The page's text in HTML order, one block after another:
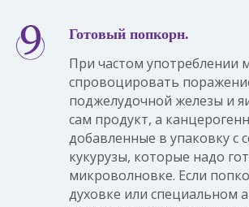
Готовый попкорн.
При частом употреблении
спровоцировать
поджелудочной железы и
сам продукт, а
добавленные в упаковку с
кукурузы, которые надо
микроволновке. Если
духовке или специальном